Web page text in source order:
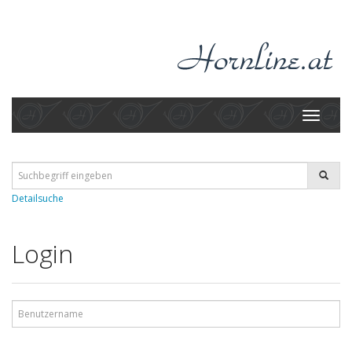
Toggle
Detailsuche
Login